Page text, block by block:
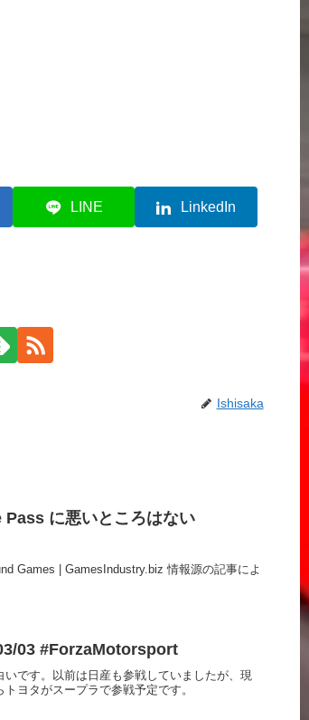
LINE LinkedIn
Ishisaka
に悪いところはない
Games | GamesIndustry.biz 情報源の記事によ
03 #ForzaMotorsport
です。以前は日産も参戦していましたが、現
ヨタがスープラで参戦予定です。